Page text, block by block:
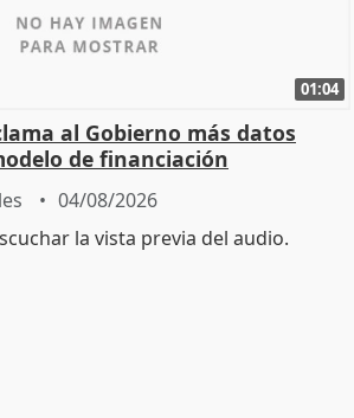
01:04
al Gobierno más datos
de financiación
04/08/2026